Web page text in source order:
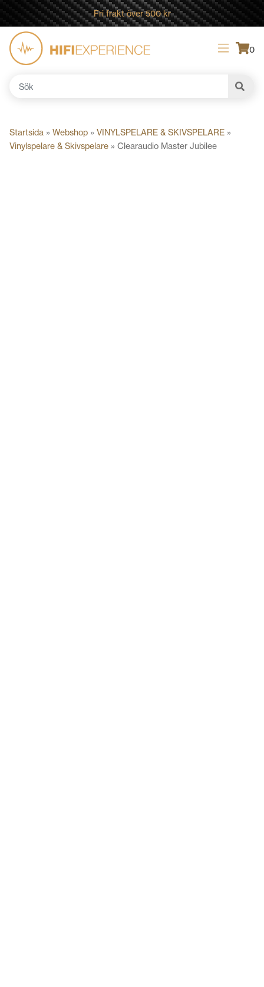
Fri frakt över 500 kr
0
Startsida » Webshop » VINYLSPELARE & SKIVSPELARE »
Vinylspelare & Skivspelare » Clearaudio Master Jubilee